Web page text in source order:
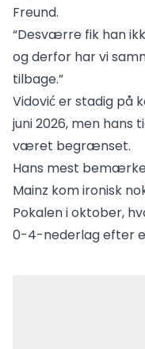
Freund.
“Desværre fik han
og derfor har vi
tilbage.”
Vidović er stadig på
juni 2026, men hans
været begrænset.
Hans mest
Mainz kom ironisk
Pokalen i oktober,
0-4-nederlag efter